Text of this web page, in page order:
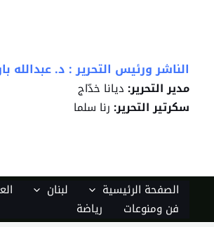
الناشر ورئيس التحرير : د. عبدالله
مدير التحرير: ديانا خدّاج
سكرتير التحرير: رنا سلما
الصفحة الرئيسية لبنان
فن ومنوعات
رياضة